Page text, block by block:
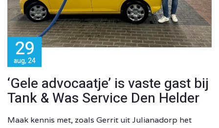
29
aug, 24
‘Gele advocaatje’ is vaste gast bij
Tank & Was Service Den Helder
Maak kennis met, zoals Gerrit uit Julianadorp het